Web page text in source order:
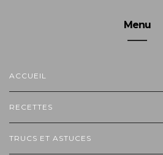
Menu
ACCUEIL
RECETTES
TRUCS ET ASTUCES